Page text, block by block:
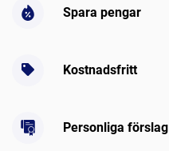
Spara pengar
Kostnadsfritt
Personliga förslag